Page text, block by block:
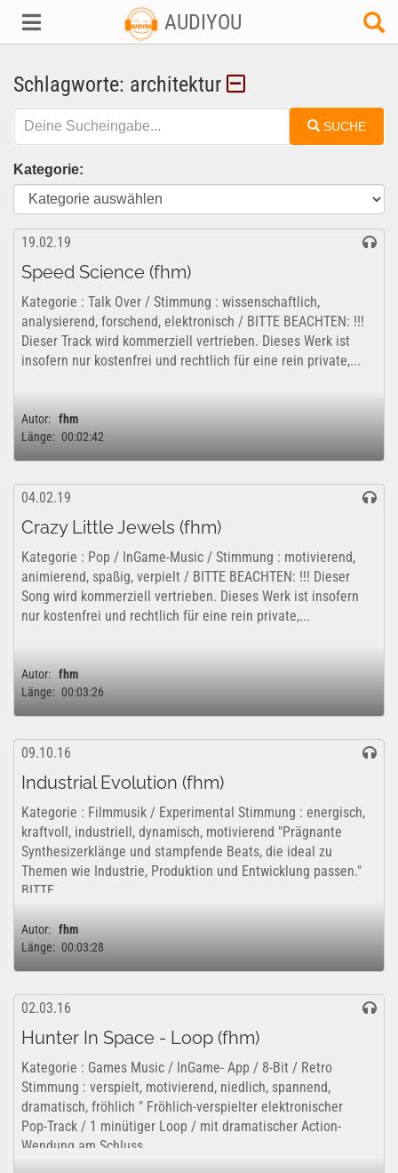
AUDIYOU
Schlagworte: architektur
SUCHE
Kategorie:
19.02.19
Speed Science (fhm)
Kategorie : Talk Over / Stimmung : wissenschaftlich,
analysierend, forschend, elektronisch / BITTE BEACHTEN: !!!
Dieser Track wird kommerziell vertrieben. Dieses Werk ist
insofern nur kostenfrei und rechtlich für eine rein private,...
Autor: fhm
Länge: 00:02:42
04.02.19
Crazy Little Jewels (fhm)
Kategorie : Pop / InGame-Music / Stimmung : motivierend,
animierend, spaßig, verpielt / BITTE BEACHTEN: !!! Dieser
Song wird kommerziell vertrieben. Dieses Werk ist insofern
nur kostenfrei und rechtlich für eine rein private,...
Autor: fhm
Länge: 00:03:26
09.10.16
Industrial Evolution (fhm)
Kategorie : Filmmusik / Experimental Stimmung : energisch,
kraftvoll, industriell, dynamisch, motivierend "Prägnante
Synthesizerklänge und stampfende Beats, die ideal zu
Themen wie Industrie, Produktion und Entwicklung passen."
BITTE...
Autor: fhm
Länge: 00:03:28
02.03.16
Hunter In Space - Loop (fhm)
Kategorie : Games Music / InGame- App / 8-Bit / Retro
Stimmung : verspielt, motivierend, niedlich, spannend,
dramatisch, fröhlich " Fröhlich-verspielter elektronischer
Pop-Track / 1 minütiger Loop / mit dramatischer Action-
Wendung am Schluss....